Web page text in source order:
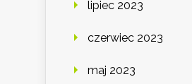
lipiec 2023
czerwiec 2023
maj 2023